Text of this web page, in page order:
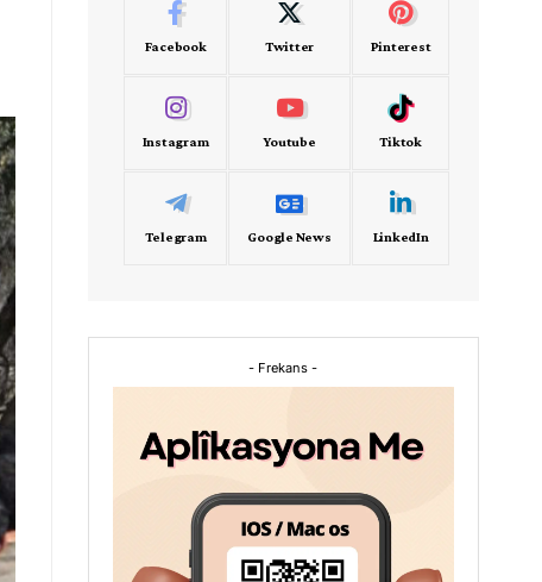
Facebook Twitter Pinterest
Instagram Youtube Tiktok
Telegram Google News LinkedIn
- Frekans -